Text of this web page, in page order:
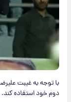
با توجه به غیبت علیرضا
دوم خود استفاده کند.